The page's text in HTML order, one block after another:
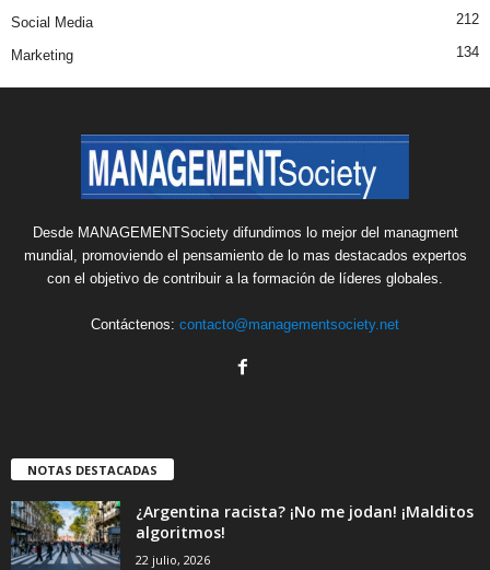
Social Media 212
Marketing 134
Desde MANAGEMENTSociety difundimos lo mejor del managment
mundial, promoviendo el pensamiento de lo mas destacados expertos
con el objetivo de contribuir a la formación de líderes globales.
Contáctenos: contacto@managementsociety.net
NOTAS DESTACADAS
¿Argentina racista? ¡No me jodan! ¡Malditos
algoritmos!
22 julio, 2026